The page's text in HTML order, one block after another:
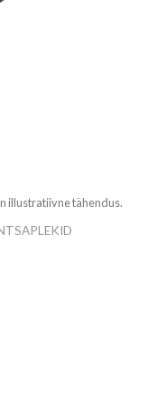
illustratiivne tähendus.